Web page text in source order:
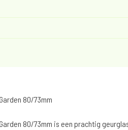
80/73mm
80/73mm is een prachtig